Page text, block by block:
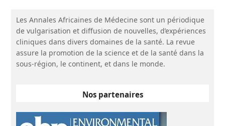
Les Annales Africaines de Médecine sont un périodique
de vulgarisation et diffusion de nouvelles, d’expériences
cliniques dans divers domaines de la santé. La revue
assure la promotion de la science et de la santé dans la
sous-région, le continent, et dans le monde.
Nos partenaires